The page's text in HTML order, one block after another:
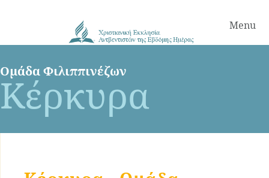
Menu
Ομάδα Φιλιππινέζων
Κέρκυρα